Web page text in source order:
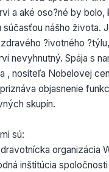
a aké oso?né by bolo,
súčasťou nášho života.
?ivotného
nevyhnutný. Spája s
, nositeľa Nobelovej
objasnenie
skupín.
sú:
organizácia
inštitúcia